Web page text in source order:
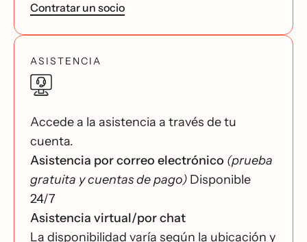
Contratar un socio
ASISTENCIA
Accede a la asistencia a través de tu
cuenta.
Asistencia por correo electrónico (prueba
gratuita y cuentas de pago) Disponible
24/7
Asistencia virtual/por chat
La disponibilidad varía según la ubicación y